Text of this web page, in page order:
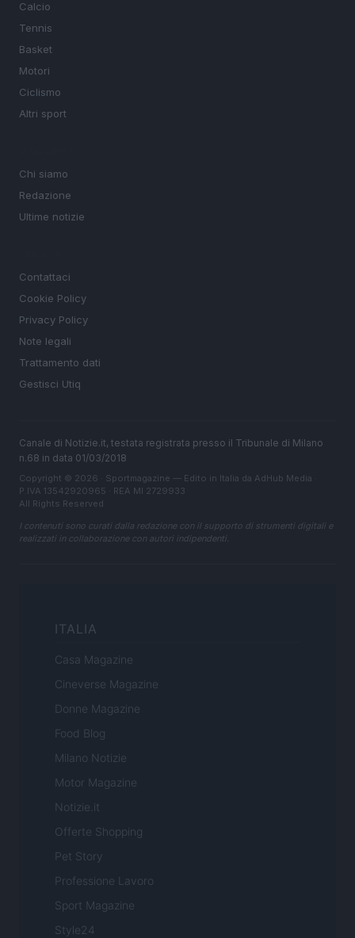
Calcio
Tennis
Basket
Motori
Ciclismo
Altri sport
Chi siamo
Redazione
Ultime notizie
Contattaci
Cookie Policy
Privacy Policy
Note legali
Trattamento dati
Gestisci Utiq
Canale di Notizie.it, testata registrata presso il Tribunale di Milano
n.68 in data 01/03/2018
Copyright © 2026 · Sportmagazine — Edito in Italia da AdHub Media
P.IVA 13542920965 · REA MI 2729933
All Rights Reserved
I contenuti sono curati dalla redazione con il supporto di strumenti digitali e
realizzati in collaborazione con autori indipendenti.
ITALIA
Casa Magazine
Cineverse Magazine
Donne Magazine
Food Blog
Milano Notizie
Motor Magazine
Notizie.it
Offerte Shopping
Pet Story
Professione Lavoro
Sport Magazine
Style24